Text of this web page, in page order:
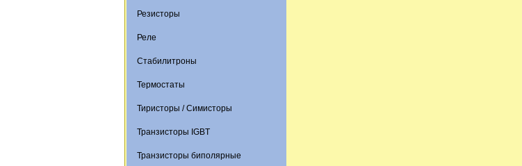
Резисторы
Реле
Стабилитроны
Термостаты
Тиристоры / Симисторы
Транзисторы IGBT
Транзисторы биполярные